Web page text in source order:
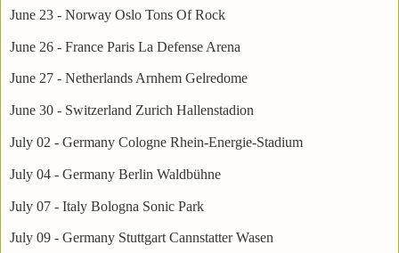
June 23 - Norway Oslo Tons Of Rock
June 26 - France Paris La Defense Arena
June 27 - Netherlands Arnhem Gelredome
June 30 - Switzerland Zurich Hallenstadion
July 02 - Germany Cologne Rhein-Energie-Stadium
July 04 - Germany Berlin Waldbühne
July 07 - Italy Bologna Sonic Park
July 09 - Germany Stuttgart Cannstatter Wasen